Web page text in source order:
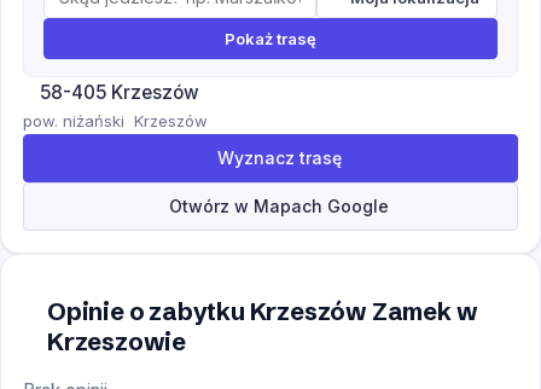
Pokaż trasę
58-405 Krzeszów
pow. niżański Krzeszów
Wyznacz trasę
Otwórz w Mapach Google
Opinie o zabytku Krzeszów Zamek w
Krzeszowie